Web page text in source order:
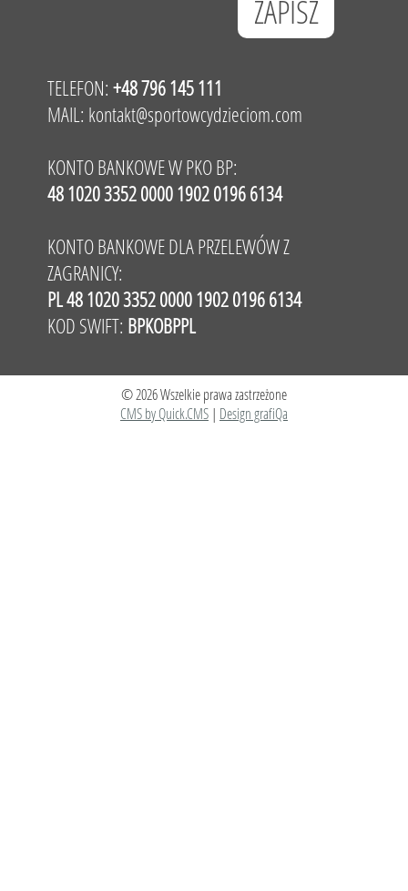
TELEFON: +48 796 145 111
MAIL: kontakt@sportowcydzieciom.com
KONTO BANKOWE W PKO BP:
48 1020 3352 0000 1902 0196 6134
KONTO BANKOWE DLA PRZELEWÓW Z
ZAGRANICY:
PL 48 1020 3352 0000 1902 0196 6134
KOD SWIFT: BPKOBPPL
© 2026 Wszelkie prawa zastrzeżone
CMS by Quick.CMS | Design grafiQa